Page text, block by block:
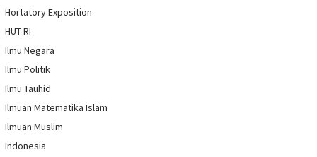
Hortatory Exposition
HUT RI
Ilmu Negara
Ilmu Politik
Ilmu Tauhid
Ilmuan Matematika Islam
Ilmuan Muslim
Indonesia